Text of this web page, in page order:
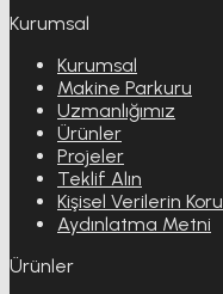
Kurumsal
Kurumsal
Makine Parkuru
Uzmanlığımız
Ürünler
Projeler
Teklif Alın
Kişisel Verilerin
Aydınlatma Metni
Ürünler